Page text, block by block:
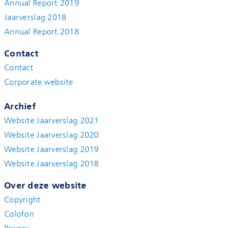
Annual Report 2019
Jaarverslag 2018
Annual Report 2018
Contact
Contact
Corporate website
Archief
Website Jaarverslag 2021
Website Jaarverslag 2020
Website Jaarverslag 2019
Website Jaarverslag 2018
Over deze website
Copyright
Colofon